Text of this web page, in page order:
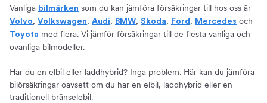
Vanliga bilmärken som du kan jämföra försäkringar till hos oss är
Volvo, Volkswagen, Audi, BMW, Skoda, Ford , Mercedes och
Toyota med flera. Vi jämför försäkringar till de flesta vanliga och
ovanliga bilmodeller.
Har du en elbil eller laddhybrid? Inga problem. Här kan du jämföra
bilörsäkringar oavsett om du har en elbil, laddhybrid eller en
traditionell bränselebil.